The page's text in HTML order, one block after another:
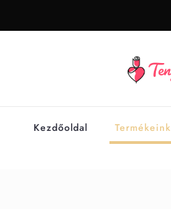
Kezdőoldal Termékeink